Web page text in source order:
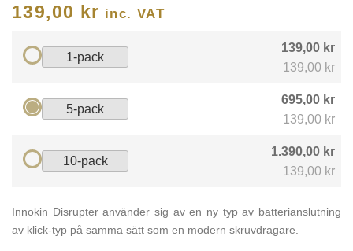
139,00 kr inc. VAT
1-pack
139,00 kr
139,00 kr
5-pack
695,00 kr
139,00 kr
10-pack
1.390,00 kr
139,00 kr
Innokin Disrupter använder sig av en ny typ av batterianslutning
av klick-typ på samma sätt som en modern skruvdragare.